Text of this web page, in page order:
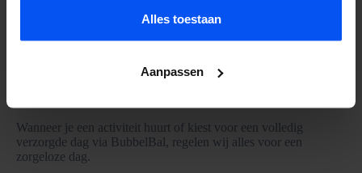
Alles toestaan
Aanpassen
Wanneer je een activiteit huurt of kiest voor een volledig
verzorgde dag via BubbelBal, regelen wij alles voor een
zorgeloze dag.